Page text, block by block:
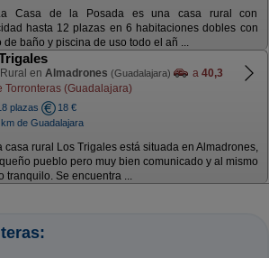
Casa de la Posada es una casa rural con
hasta 12 plazas en 6 habitaciones dobles con
de baño y piscina de uso todo el añ ...
en Almadrones (Guadalajara) a 40,3
Torronteras (Guadalajara)
plazas
18 €
de Guadalajara
casa rural Los Trigales está situada en Almadrones,
pueblo pero muy bien comunicado y al mismo
tranquilo. Se encuentra ...